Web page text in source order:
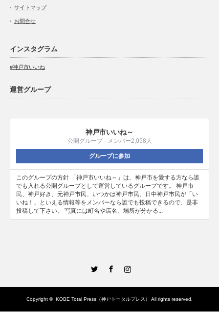
サイトマップ
お問合せ
インスタグラム
#神戸市いいね
運営グループ
神戸市いいね～
公開グループ · メンバー2,058人
グループに参加
このグループの方針 「神戸市いいね～」は、神戸市を愛する方なら誰
でも入れる公開グループとして運営しているグループです。 神戸市
民、神戸好き、元神戸市民、いつかは神戸市民、日中神戸市民が「い
いね！」といえる情報等をメンバーなら誰でも投稿できるので、是非
投稿して下さい。 写真には町名や店名、場所が分かる...
Copyright © KOBE Total Press（神戸トータルプレス） All rights reserved.